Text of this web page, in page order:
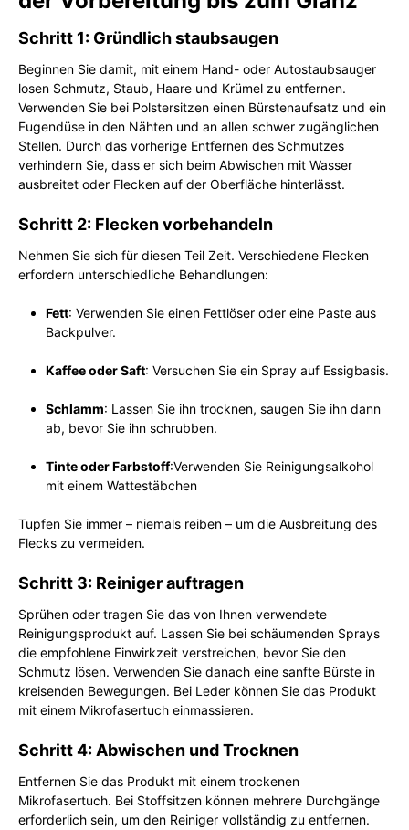
Schritt 1: Gründlich staubsaugen
Beginnen Sie damit, mit einem Hand- oder Autostaubsauger
losen Schmutz, Staub, Haare und Krümel zu entfernen.
Verwenden Sie bei Polstersitzen einen Bürstenaufsatz und ein
Fugendüse in den Nähten und an allen schwer zugänglichen
Stellen. Durch das vorherige Entfernen des Schmutzes
verhindern Sie, dass er sich beim Abwischen mit Wasser
ausbreitet oder Flecken auf der Oberfläche hinterlässt.
Schritt 2: Flecken vorbehandeln
Nehmen Sie sich für diesen Teil Zeit. Verschiedene Flecken
erfordern unterschiedliche Behandlungen:
Fett: Verwenden Sie einen Fettlöser oder eine Paste aus
Backpulver.
Kaffee oder Saft: Versuchen Sie ein Spray auf Essigbasis.
Schlamm: Lassen Sie ihn trocknen, saugen Sie ihn dann
ab, bevor Sie ihn schrubben.
Tinte oder Farbstoff:Verwenden Sie Reinigungsalkohol
mit einem Wattestäbchen
Tupfen Sie immer – niemals reiben – um die Ausbreitung des
Flecks zu vermeiden.
Schritt 3: Reiniger auftragen
Sprühen oder tragen Sie das von Ihnen verwendete
Reinigungsprodukt auf. Lassen Sie bei schäumenden Sprays
die empfohlene Einwirkzeit verstreichen, bevor Sie den
Schmutz lösen. Verwenden Sie danach eine sanfte Bürste in
kreisenden Bewegungen. Bei Leder können Sie das Produkt
mit einem Mikrofasertuch einmassieren.
Schritt 4: Abwischen und Trocknen
Entfernen Sie das Produkt mit einem trockenen
Mikrofasertuch. Bei Stoffsitzen können mehrere Durchgänge
erforderlich sein, um den Reiniger vollständig zu entfernen.